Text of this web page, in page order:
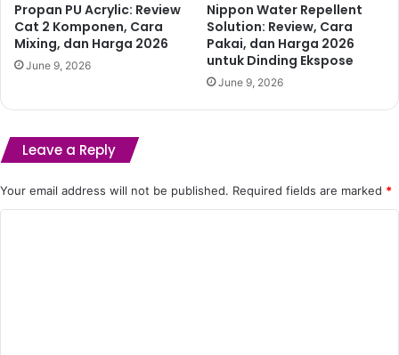
Propan PU Acrylic: Review
Cat 2 Komponen, Cara
Mixing, dan Harga 2026
June 9, 2026
Nippon Water Repellent
Solution: Review, Cara
Pakai, dan Harga 2026
untuk Dinding Ekspose
June 9, 2026
Leave a Reply
Your email address will not be published. Required fields are marked *